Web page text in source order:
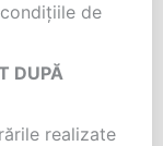
de
DUPĂ
realizate